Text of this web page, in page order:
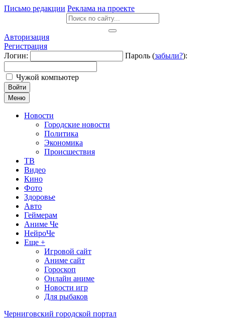
Письмо редакции Реклама на проекте
Авторизация
Регистрация
Логин:
Пароль (забыли?):
Чужой компьютер
Войти
Меню
Новости
Городские новости
Политика
Экономика
Происшествия
ТВ
Видео
Кино
Фото
Здоровье
Авто
Геймерам
Аниме Че
НейроЧе
Еще +
Игровой сайт
Аниме сайт
Гороскоп
Онлайн аниме
Новости игр
Для рыбаков
Черниговский городской портал